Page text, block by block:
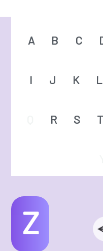
A B C
I J K L
R S T
Z